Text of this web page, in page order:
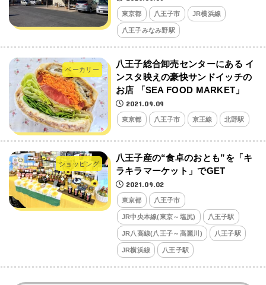
東京都 八王子市 JR横浜線
八王子みなみ野駅
ベーカリー
八王子総合卸売センターにある イ
ンスタ映えの豪快サンドイッチの
お店 「SEA FOOD MARKET」
2021.09.09
東京都 八王子市 京王線 北野駅
ショッピング
八王子産の“食卓のおとも”を「キ
ラキラマーケット」でGET
2021.09.02
東京都 八王子市
JR中央本線(東京～塩尻) 八王子駅
JR八高線(八王子～高麗川) 八王子駅
JR横浜線 八王子駅